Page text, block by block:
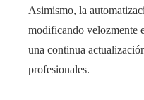
Asimismo, la
modificando velozmente
una continua
profesionales.